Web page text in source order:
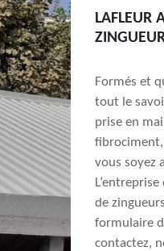
LAFLEUR
Formés et
tout le
prise en
vous soyez
de
formulaire
contactez,